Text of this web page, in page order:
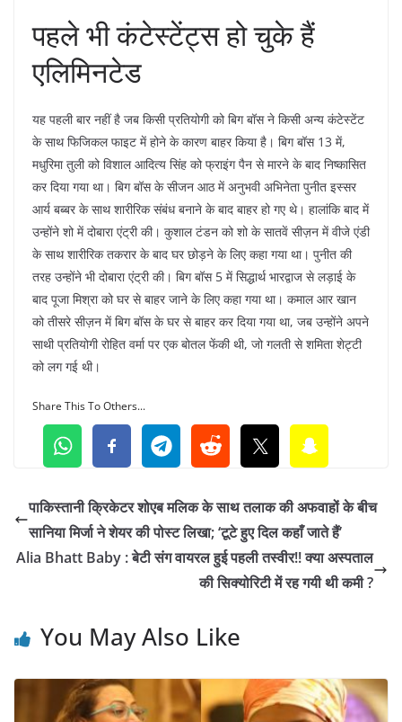
पहले भी कंटेस्टेंट्स हो चुके हैं
एलिमिनटेड
यह पहली बार नहीं है जब किसी प्रतियोगी को बिग बॉस ने किसी अन्य कंटेस्टेंट
के साथ फिजिकल फाइट में होने के कारण बाहर किया है। बिग बॉस 13 में,
मधुरिमा तुली को विशाल आदित्य सिंह को फ्राइंग पैन से मारने के बाद निष्कासित
कर दिया गया था। बिग बॉस के सीजन आठ में अनुभवी अभिनेता पुनीत इस्सर
आर्य बब्बर के साथ शारीरिक संबंध बनाने के बाद बाहर हो गए थे। हालांकि बाद में
उन्होंने शो में दोबारा एंट्री की। कुशाल टंडन को शो के सातवें सीज़न में वीजे एंडी
के साथ शारीरिक तकरार के बाद घर छोड़ने के लिए कहा गया था। पुनीत की
तरह उन्होंने भी दोबारा एंट्री की। बिग बॉस 5 में सिद्धार्थ भारद्वाज से लड़ाई के
बाद पूजा मिश्रा को घर से बाहर जाने के लिए कहा गया था। कमाल आर खान
को तीसरे सीज़न में बिग बॉस के घर से बाहर कर दिया गया था, जब उन्होंने अपने
साथी प्रतियोगी रोहित वर्मा पर एक बोतल फेंकी थी, जो गलती से शमिता शेट्टी
को लग गई थी।
Share This To Others...
पाकिस्तानी क्रिकेटर शोएब मलिक के साथ तलाक की अफवाहों के बीच
सानिया मिर्जा ने शेयर की पोस्ट लिखा; ‘टूटे हुए दिल कहाँ जाते हैं’
Alia Bhatt Baby : बेटी संग वायरल हुई पहली तस्वीर!! क्या अस्पताल
की सिक्योरिटी में रह गयी थी कमी ?
You May Also Like